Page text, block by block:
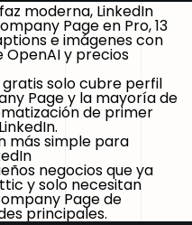
moderna, LinkedIn
Page en Pro, 13
e imágenes con
OpenAI y precios
gratis solo cubre perfil
Page y la mayoría de
de primer
más simple para
negocios que ya
y solo necesitan
Page de
principales.